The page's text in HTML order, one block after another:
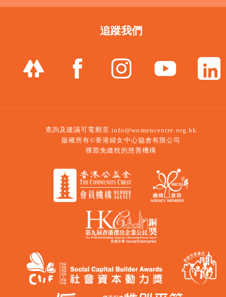
追蹤我們
查詢及建議可電郵至 info@womencentre.org.hk
版權所有©香港婦女中心協會有限公司
獲豁免繳稅的慈善機構